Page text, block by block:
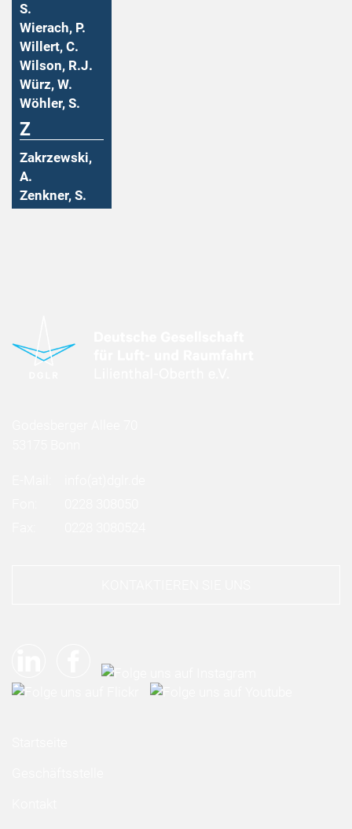
S.
Wierach, P.
Willert, C.
Wilson, R.J.
Würz, W.
Wöhler, S.
Z
Zakrzewski,
A.
Zenkner, S.